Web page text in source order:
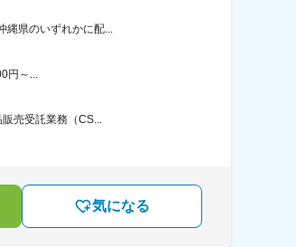
県のいずれかに配...
～...
売受託業務（CS...
気になる